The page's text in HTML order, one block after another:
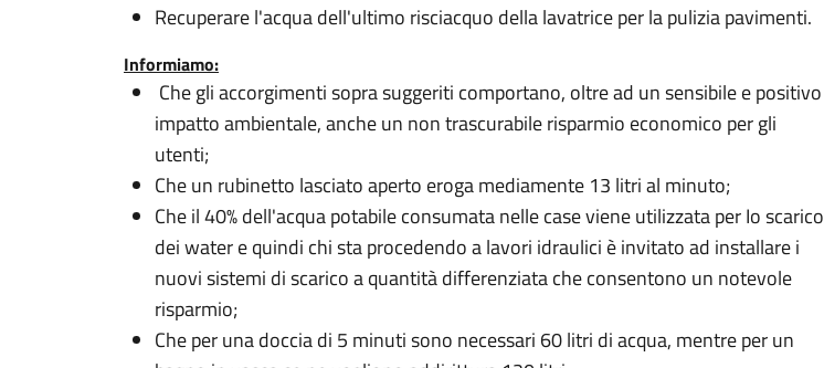
Recuperare l'acqua dell'ultimo risciacquo della lavatrice per la pulizia pavimenti.
Informiamo:
Che gli accorgimenti sopra suggeriti comportano, oltre ad un sensibile e positivo
impatto ambientale, anche un non trascurabile risparmio economico per gli
utenti;
Che un rubinetto lasciato aperto eroga mediamente 13 litri al minuto;
Che il 40% dell'acqua potabile consumata nelle case viene utilizzata per Io scarico
dei water e quindi chi sta procedendo a lavori idraulici è invitato ad installare i
nuovi sistemi di scarico a quantità differenziata che consentono un notevole
risparmio;
Che per una doccia di 5 minuti sono necessari 60 litri di acqua, mentre per un